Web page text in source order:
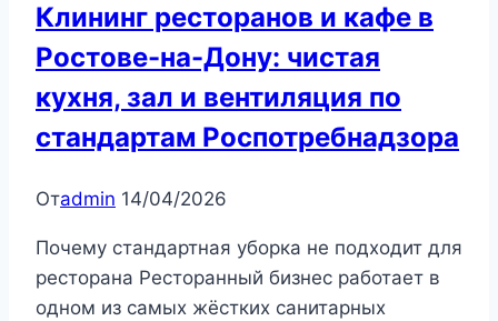
Клининг ресторанов и кафе в
Ростове-на-Дону: чистая
кухня, зал и вентиляция по
стандартам Роспотребнадзора
Отadmin 14/04/2026
Почему стандартная уборка не подходит для
ресторана Ресторанный бизнес работает в
одном из самых жёстких санитарных